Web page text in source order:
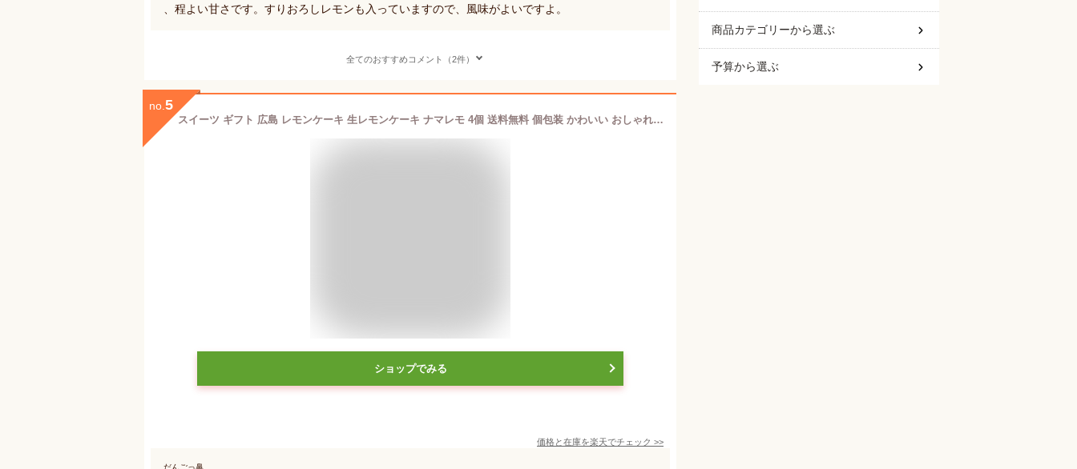
、程よい甘さです。すりおろしレモンも入っていますので、風味がよいですよ。
全てのおすすめコメント（2件）
no. 5
スイーツ ギフト 広島 レモンケーキ 生レモンケーキ ナマレモ 4個 送料無料 個包装 かわいい おしゃれ プレゼント 怪獣レモン レモンスイーツ お取り寄せ 詰め合わせ 内祝い お祝い お返し お礼 誕生日 ホワイトデー 母の日 マクアケ 産直 ソンヌフ
ショップでみる
価格と在庫を楽天でチェック >>
だんごっ鼻
商品カテゴリーから選ぶ
予算から選ぶ